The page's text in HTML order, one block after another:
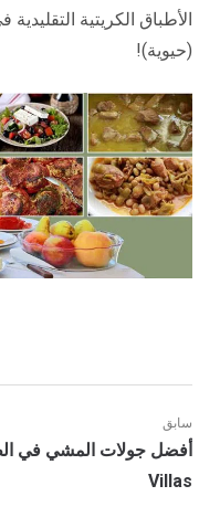
الأطباق الكريتية
(حيوية)!
تصفّح
المقالات
سابق
المنشور
السابق:
Villas